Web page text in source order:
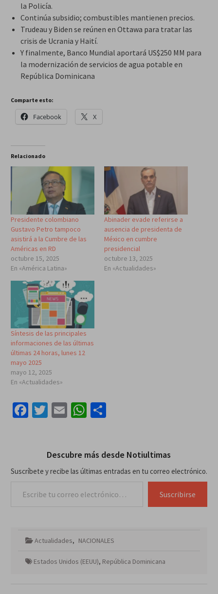
la Policía.
Continúa subsidio; combustibles mantienen precios.
Trudeau y Biden se reúnen en Ottawa para tratar las
crisis de Ucrania y Haití.
Y finalmente, Banco Mundial aportará US$250 MM para
la modernización de servicios de agua potable en
República Dominicana
Comparte esto:
Facebook X
Relacionado
Presidente colombiano
Gustavo Petro tampoco
asistirá a la Cumbre de las
Américas en RD
octubre 15, 2025
En «América Latina»
Abinader evade referirse a
ausencia de presidenta de
México en cumbre
presidencial
octubre 13, 2025
En «Actualidades»
Síntesis de las principales
informaciones de las últimas
últimas 24 horas, lunes 12
mayo 2025
mayo 12, 2025
En «Actualidades»
Facebook
Twitter
EmailWhatsApp
Compartir
Descubre más desde Notiultimas
Suscríbete y recibe las últimas entradas en tu correo electrónico.
Suscribirse
Actualidades, NACIONALES
Estados Unidos (EEUU), República Dominicana